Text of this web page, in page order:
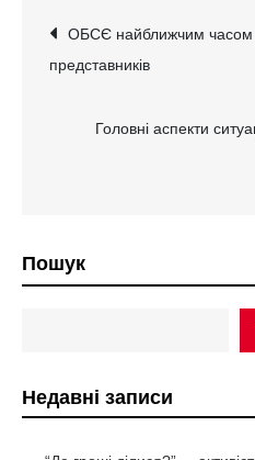
Навігація
записів
ОБСЄ найближчим часом
представників
Головні аспекти
Пошук
Недавні записи